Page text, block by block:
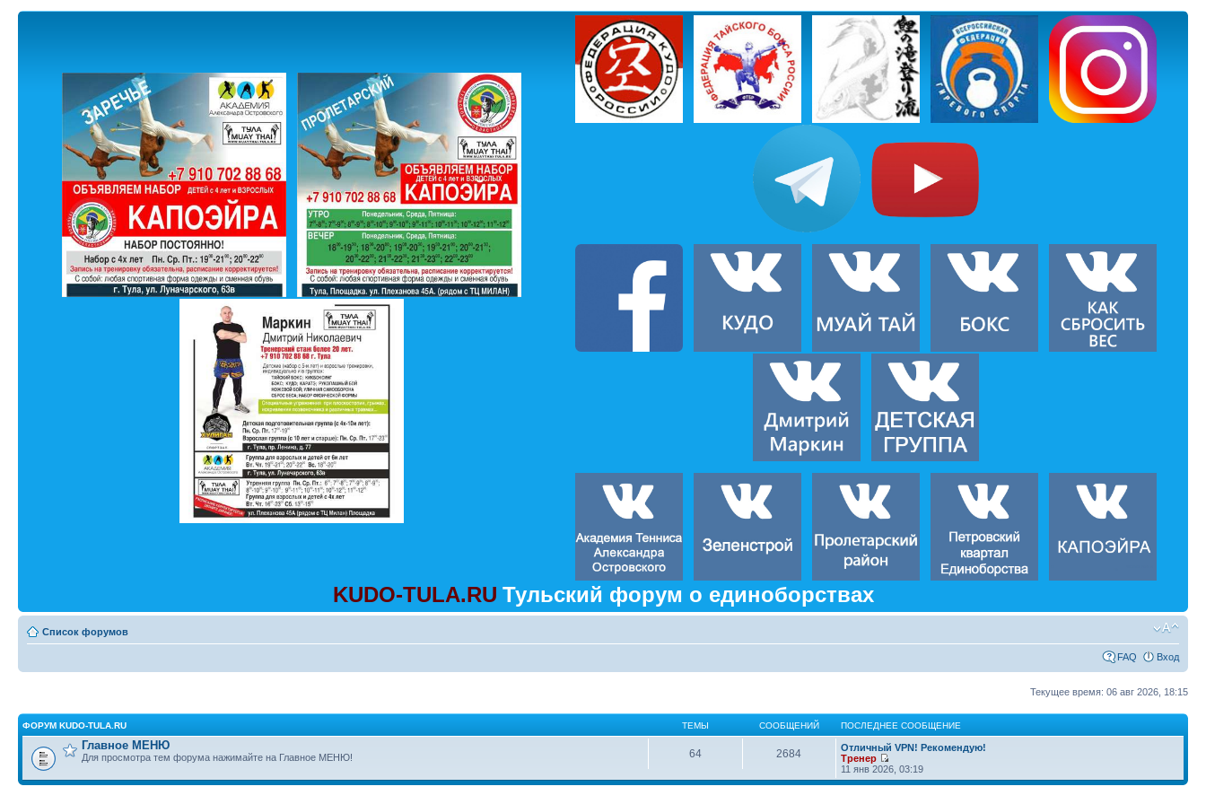
KUDO-TULA.RU Тульский форум о единоборствах
Список форумов
FAQ Вход
Текущее время: 06 авг 2026, 18:15
ФОРУМ KUDO-TULA.RU ТЕМЫ СООБЩЕНИЙ ПОСЛЕДНЕЕ СООБЩЕНИЕ
Главное МЕНЮ
Для просмотра тем форума нажимайте на Главное МЕНЮ! 64 2684
Отличный VPN! Рекомендую!
Тренер
11 янв 2026, 03:19